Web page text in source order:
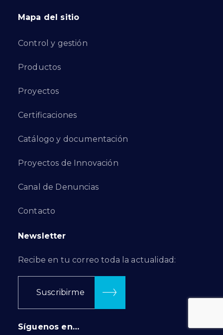
Mapa del sitio
Control y gestión
Productos
Proyectos
Certificaciones
Catálogo y documentación
Proyectos de Innovación
Canal de Denuncias
Contacto
Newsletter
Recibe en tu correo toda la actualidad:
Suscribirme
Síguenos en…